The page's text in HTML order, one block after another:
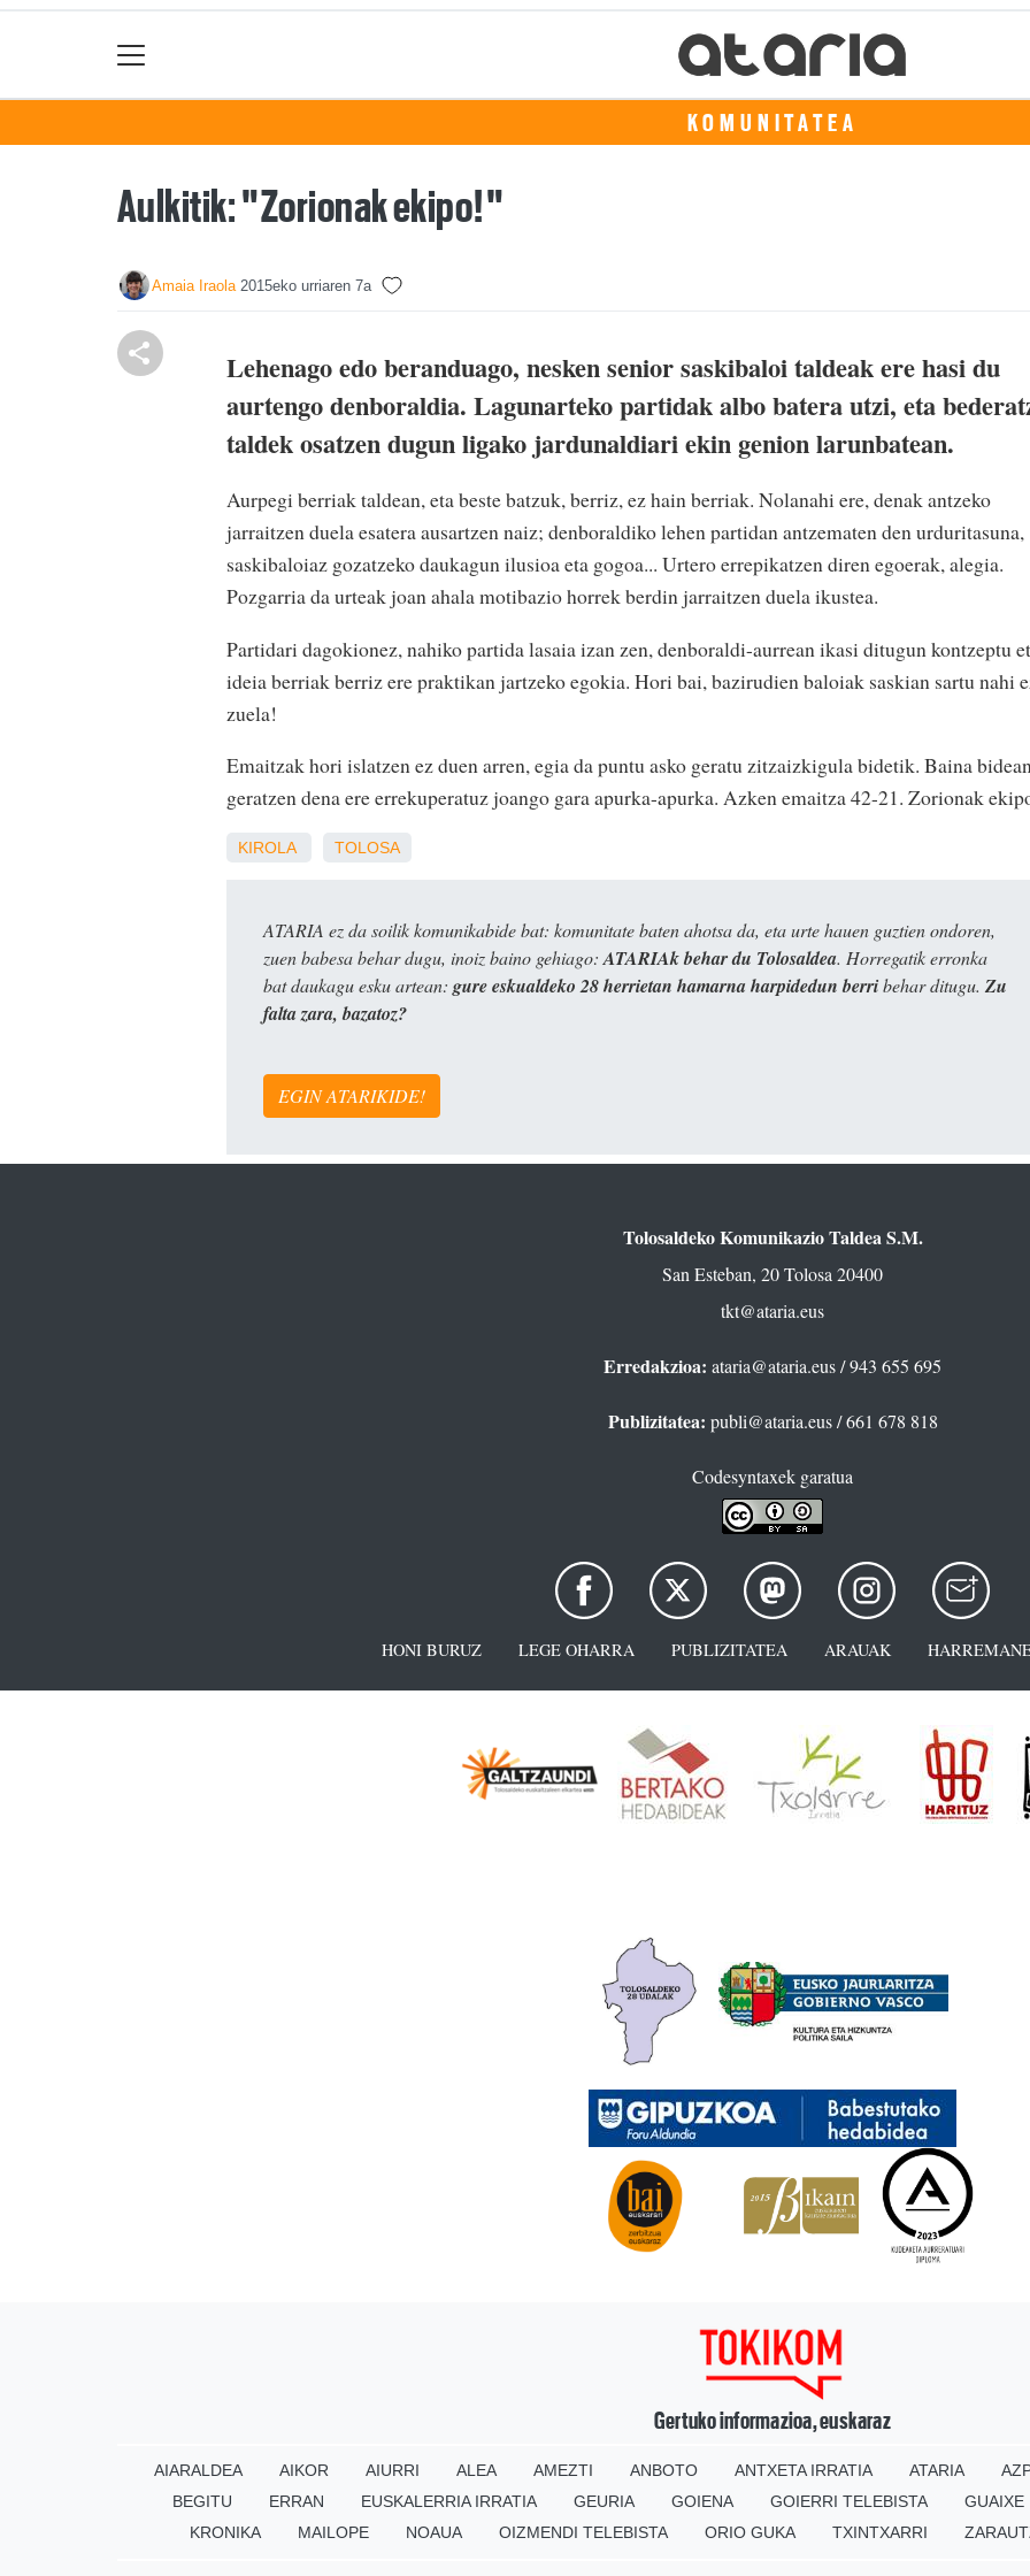
KOMUNITATEA
Aulkitik: "Zorionak ekipo!"
Amaia Iraola 2015eko urriaren 7a
Lehenago edo beranduago, nesken senior saskibaloi taldeak ere hasi du
aurtengo denboraldia. Lagunarteko partidak albo batera utzi, eta
taldek osatzen dugun ligako jardunaldiari ekin genion larunbatean.
Aurpegi berriak taldean, eta beste batzuk, berriz, ez hain berriak. Nolanahi ere, denak antzeko
jarraitzen duela esatera ausartzen naiz; denboraldiko lehen partidan antzematen den urduritasuna,
saskibaloiaz gozatzeko daukagun ilusioa eta gogoa... Urtero errepikatzen diren egoerak, alegia.
Pozgarria da urteak joan ahala motibazio horrek berdin jarraitzen duela ikustea.
Partidari dagokionez, nahiko partida lasaia izan zen, denboraldi-aurrean ikasi ditugun kontzeptu
ideia berriak berriz ere praktikan jartzeko egokia. Hori bai, bazirudien baloiak saskian sartu nahi
zuela!
Emaitzak hori islatzen ez duen arren, egia da puntu asko geratu zitzaizkigula bidetik. Baina
geratzen dena ere errekuperatuz joango gara apurka-apurka. Azken emaitza 42-21. Zorionak
KIROLA TOLOSA
ATARIA ez da soilik komunikabide bat: komunitate baten ahotsa da, eta urte hauen guztien ondoren,
zuen babesa behar dugu, inoiz baino gehiago: ATARIAk behar du Tolosaldea. Horregatik erronka
bat daukagu esku artean: gure eskualdeko 28 herrietan hamarna harpidedun berribehar ditugu. Zu
falta zara, bazatoz?
EGIN ATARIKIDE!
Tolosaldeko Komunikazio Taldea S.M.
San Esteban, 20 Tolosa 20400
tkt@ataria.eus
Erredakzioa: ataria@ataria.eus/ 943 655 695
Publizitatea: publi@ataria.eus/ 661 678 818
Codesyntaxek garatua
HONI BURUZ LEGE OHARRA PUBLIZITATEA ARAUAK
Gertuko informazioa, euskaraz
AIARALDEA AIKOR AIURRI ALEA AMEZTI ANBOTO ANTXETA IRRATIA ATARIA
BEGITU
ERRAN EUSKALERRIA IRRATIA GEURIA GOIENA GOIERRI TELEBISTA GUAIXE
KRONIKA
MAILOPE NOAUA OIZMENDI TELEBISTA ORIO GUKA TXINTXARRI